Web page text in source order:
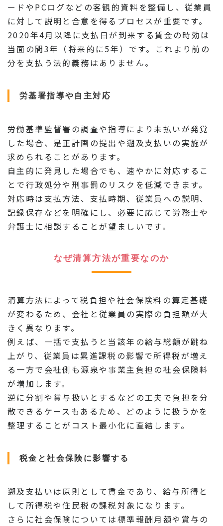
ードやPCログなどの客観的資料を整備し、従業員
に対して説明と合意を得るプロセスが重要です。
2020年4月以降に支払日が到来する賃金の時効は
当面の間3年（将来的に5年）です。これより前の
分を支払う法的義務はありません。
労基署指導や自主対応
労働基準監督署の調査や指導により未払いが発覚
した場合、是正計画の提出や遡及支払いの実施が
求められることがあります。
自主的に発見した場合でも、速やかに対応するこ
とで行政処分や刑事罰のリスクを低減できます。
対応時は支払方法、支払時期、従業員への説明、
記録保存などを明確にし、必要に応じて労務士や
弁護士に相談することが望ましいです。
なぜ清算方法が重要なのか
清算方法によって税負担や社会保険料の算定基礎
が変わるため、会社と従業員の実際の負担額が大
きく異なります。
例えば、一括で支払うと当該年の給与総額が跳ね
上がり、従業員は累進課税の影響で所得税が増え
る一方で会社側も源泉や事業主負担の社会保険料
が増加します。
逆に分割や賞与扱いとするなどの工夫で負担を分
散できるケースもあるため、どのように扱うかを
整理することがコスト最小化に直結します。
税金と社会保険に影響する
遡及支払いは原則として賃金であり、給与所得と
して所得税や住民税の課税対象になります。
さらに社会保険については標準報酬月額や賞与の